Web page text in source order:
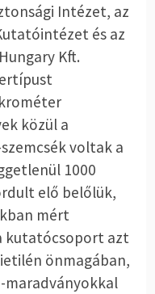
Intézet, az
és az
Kft.
közül a
voltak a
1000
elő belőlük,
mért
kutatócsoport azt
önmagában,
maradványokkal